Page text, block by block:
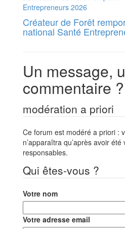
Créateur de Forêt
national Santé
Un message,
commentaire ?
modération a priori
Ce forum est modéré a priori :
n’apparaîtra qu’après avoir
responsables.
Qui êtes-vous ?
Votre nom
Votre adresse email